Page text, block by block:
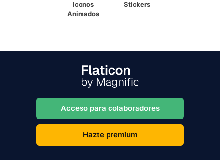
Iconos
Animados
Stickers
Acceso para colaboradores
Hazte premium